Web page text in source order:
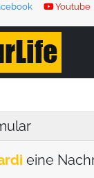
Youtube
eine